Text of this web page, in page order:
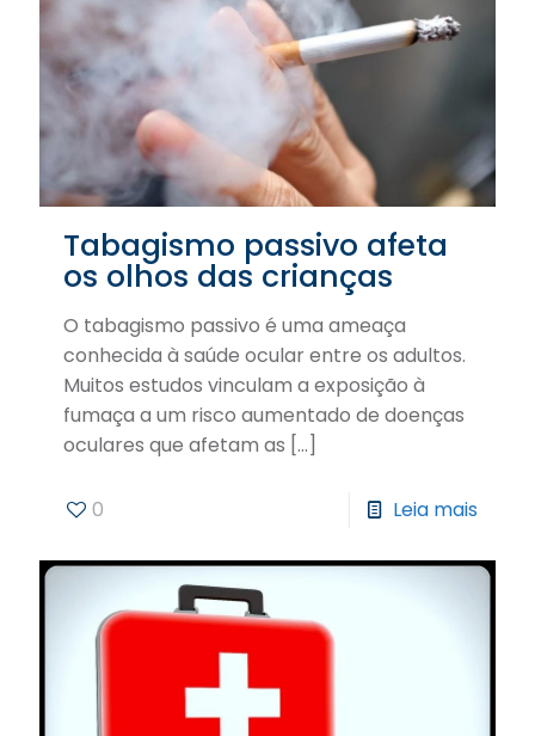
Tabagismo passivo afeta
os olhos das crianças
O tabagismo passivo é uma ameaça
conhecida à saúde ocular entre os adultos.
Muitos estudos vinculam a exposição à
fumaça a um risco aumentado de doenças
oculares que afetam as […]
0 Leia mais